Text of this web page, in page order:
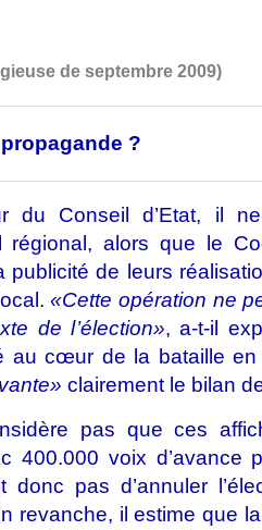
de septembre 2009)
?
du Conseil d’Etat, il
régional, alors que le
publicité de leurs
«Cette opération ne
de l’élection», a-t-il
au cœur de la bataille en
clairement le bilan
pas que ces
400.000 voix d’avance
donc pas d’annuler
revanche, il estime que